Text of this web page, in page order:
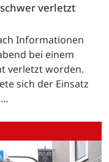
verletzt
Informationen
bei einem
verletzt worden.
sich der Einsatz